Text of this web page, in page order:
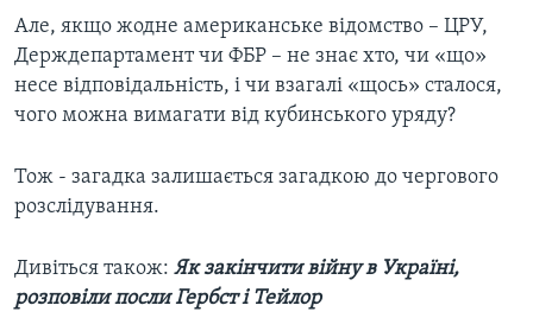
Але, якщо жодне американське відомство – ЦРУ,
Держдепартамент чи ФБР – не знає хто, чи «що»
несе відповідальність, і чи взагалі «щось» сталося,
чого можна вимагати від кубинського уряду?
Тож - загадка залишається загадкою до чергового
розслідування.
Дивіться також: Як закінчити війну в Україні,
розповіли посли Гербст і Тейлор